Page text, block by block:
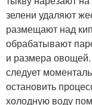
зелени удаляют
размещают над
обрабатывают
и размера
следует
остановить
холодную воду